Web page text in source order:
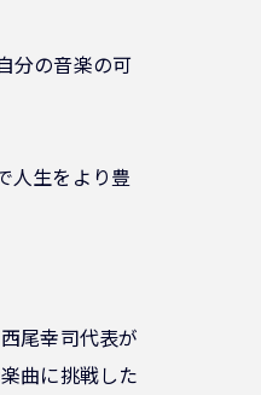
分の音楽の可
人生をより豊
尾幸司代表が
曲に挑戦した